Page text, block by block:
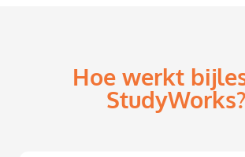
Hoe werkt
StudyWorks?